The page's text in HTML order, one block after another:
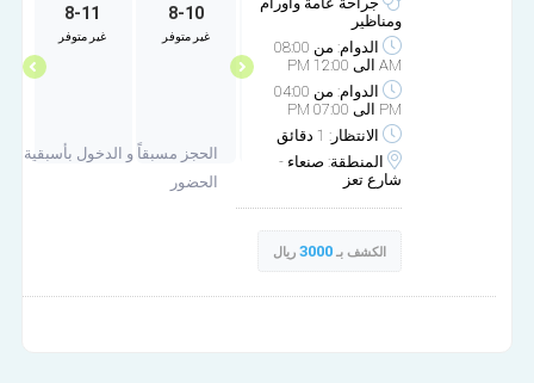
ومناظير
الدوام: من 08:00
AM الى 12:00 PM
الدوام: من 04:00
PM الى 07:00 PM
الانتظار: 1 دقائق
المنطقة: صنعاء -
شارع تعز
الكشف بـ3000 ريال
10-3
غير متوفر
10-4
8-10
غير متوفر
8-11
غير متوفر
الحجز مسبقاً و الدخول بأسبقية
الحضور